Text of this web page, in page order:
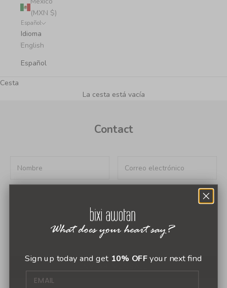
(MXN $)
Español
Idioma
English
Español
Cesta
La cesta está vacía
Contact
Sign up today and get 10% OFFyour next find